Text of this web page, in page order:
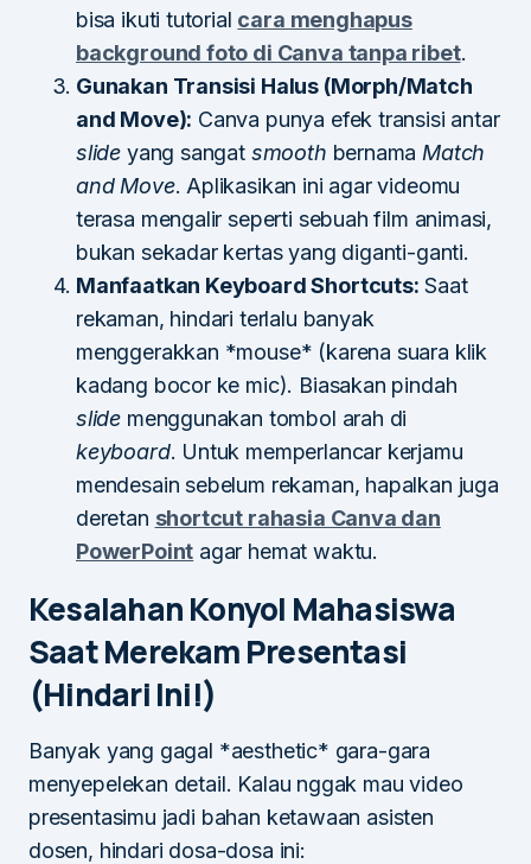
bisa ikuti tutorial cara menghapus
background foto di Canva tanpa ribet.
Gunakan Transisi Halus (Morph/Match
and Move): Canva punya efek transisi antar
slide yang sangat smooth bernama Match
and Move. Aplikasikan ini agar videomu
terasa mengalir seperti sebuah film animasi,
bukan sekadar kertas yang diganti-ganti.
Manfaatkan Keyboard Shortcuts: Saat
rekaman, hindari terlalu banyak
menggerakkan *mouse* (karena suara klik
kadang bocor ke mic). Biasakan pindah
slide menggunakan tombol arah di
keyboard. Untuk memperlancar kerjamu
mendesain sebelum rekaman, hapalkan juga
deretan shortcut rahasia Canva dan
PowerPoint agar hemat waktu.
Kesalahan Konyol Mahasiswa
Saat Merekam Presentasi
(Hindari Ini!)
Banyak yang gagal *aesthetic* gara-gara
menyepelekan detail. Kalau nggak mau video
presentasimu jadi bahan ketawaan asisten
dosen, hindari dosa-dosa ini: